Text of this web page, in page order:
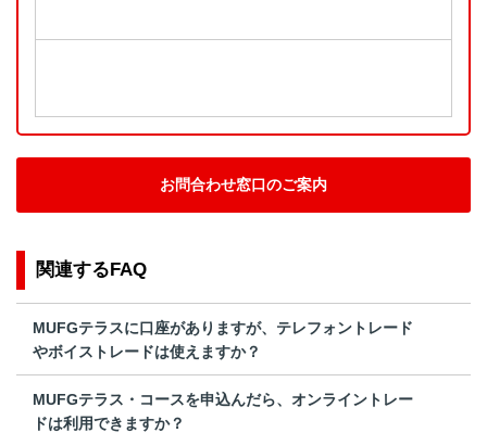
お問合わせ窓口のご案内
関連するFAQ
MUFGテラスに口座がありますが、テレフォントレード
やボイストレードは使えますか？
MUFGテラス・コースを申込んだら、オンライントレー
ドは利用できますか？